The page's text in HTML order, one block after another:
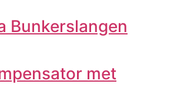
Bunkerslangen
met